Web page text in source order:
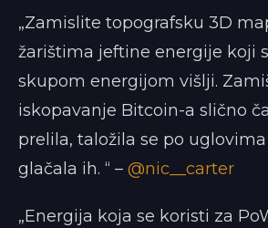
„Zamislite topografsku 3D
žarištima jeftine energije koji
skupom energijom višlji.
iskopavanje Bitcoin-a slično
prelila, taložila se po
glačala ih. “ – @nic__carter
„Energija koja se koristi za